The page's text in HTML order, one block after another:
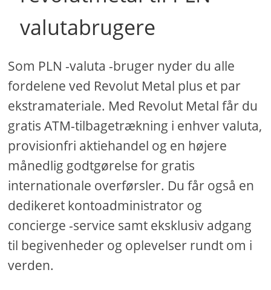
valutabrugere
Som PLN -valuta -bruger nyder du alle
fordelene ved Revolut Metal plus et par
ekstramateriale. Med Revolut Metal får du
gratis ATM-tilbagetrækning i enhver valuta,
provisionfri aktiehandel og en højere
månedlig godtgørelse for gratis
internationale overførsler. Du får også en
dedikeret kontoadministrator og
concierge -service samt eksklusiv adgang
til begivenheder og oplevelser rundt om i
verden.